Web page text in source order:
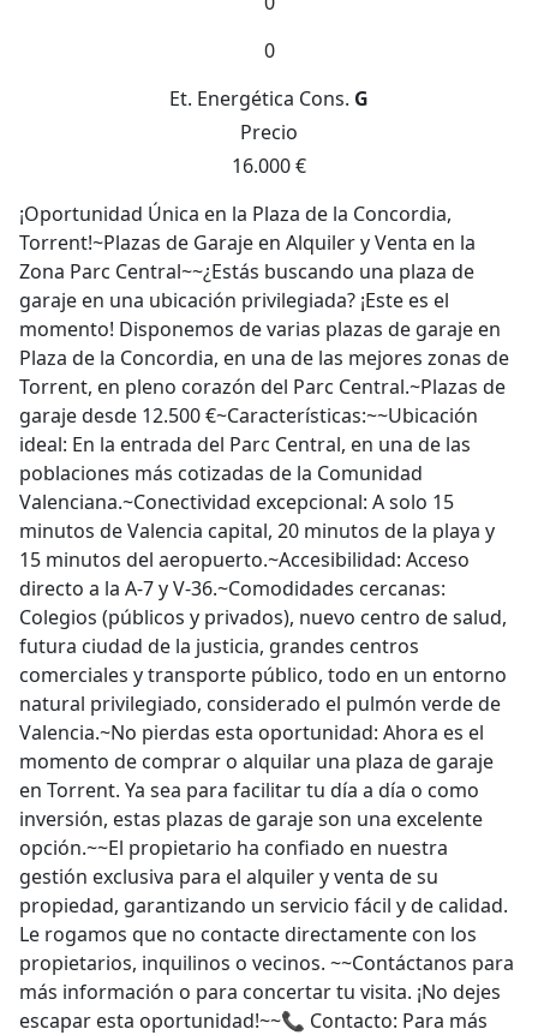
Precio
16.000 €
Torrent!~Plazas de Garaje en Alquiler y Venta en la
Zona Parc Central~~¿Estás buscando una plaza de
garaje en una ubicación privilegiada? ¡Este es el
momento! Disponemos de varias plazas de garaje en
Plaza de la Concordia, en una de las mejores zonas de
Torrent, en pleno corazón del Parc Central.~Plazas de
garaje desde 12.500 €~Características:~~Ubicación
ideal: En la entrada del Parc Central, en una de las
poblaciones más cotizadas de la Comunidad
Valenciana.~Conectividad excepcional: A solo 15
minutos de Valencia capital, 20 minutos de la playa y
15 minutos del aeropuerto.~Accesibilidad: Acceso
directo a la A-7 y V-36.~Comodidades cercanas:
Colegios (públicos y privados), nuevo centro de salud,
futura ciudad de la justicia, grandes centros
comerciales y transporte público, todo en un entorno
natural privilegiado, considerado el pulmón verde de
Valencia.~No pierdas esta oportunidad: Ahora es el
momento de comprar o alquilar una plaza de garaje
en Torrent. Ya sea para facilitar tu día a día o como
inversión, estas plazas de garaje son una excelente
opción.~~El propietario ha confiado en nuestra
gestión exclusiva para el alquiler y venta de su
propiedad, garantizando un servicio fácil y de calidad.
Le rogamos que no contacte directamente con los
propietarios, inquilinos o vecinos. ~~Contáctanos para
más información o para concertar tu visita. ¡No dejes
escapar esta oportunidad!~~📞 Contacto: Para más
información o concertar una visita, llama al